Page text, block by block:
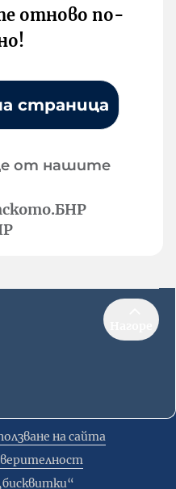
отново по-
страница
от нашите
на сайта